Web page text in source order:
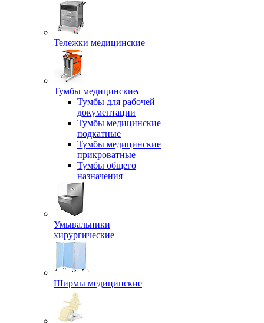
Тележки медицинские
Тумбы медицинские
Тумбы для рабочей
документации
Тумбы медицинские
подкатные
Тумбы медицинские
прикроватные
Тумбы общего
назначения
Умывальники
хирургические
Ширмы медицинские